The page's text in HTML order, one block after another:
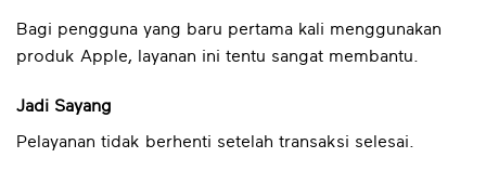
Bagi pengguna yang baru pertama kali menggunakan
produk Apple, layanan ini tentu sangat membantu.
Jadi Sayang
Pelayanan tidak berhenti setelah transaksi selesai.